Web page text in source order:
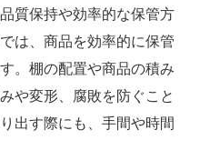
質保持や効率的な保管方
は、商品を効率的に保管
。棚の配置や商品の積み
や変形、腐敗を防ぐこと
出す際にも、手間や時間